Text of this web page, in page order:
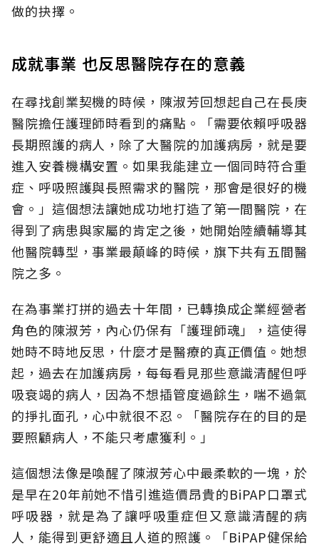
做的抉擇。
成就事業 也反思醫院存在的意義
在尋找創業契機的時候，陳淑芳回想起自己在長庚
醫院擔任護理師時看到的痛點。「需要依賴呼吸器
長期照護的病人，除了大醫院的加護病房，就是要
進入安養機構安置。如果我能建立一個同時符合重
症、呼吸照護與長照需求的醫院，那會是很好的機
會。」這個想法讓她成功地打造了第一間醫院，在
得到了病患與家屬的肯定之後，她開始陸續輔導其
他醫院轉型，事業最顛峰的時候，旗下共有五間醫
院之多。
在為事業打拼的過去十年間，已轉換成企業經營者
角色的陳淑芳，內心仍保有「護理師魂」，這使得
她時不時地反思，什麼才是醫療的真正價值。她想
起，過去在加護病房，每每看見那些意識清醒但呼
吸衰竭的病人，因為不想插管度過餘生，喘不過氣
的掙扎面孔，心中就很不忍。「醫院存在的目的是
要照顧病人，不能只考慮獲利。」
這個想法像是喚醒了陳淑芳心中最柔軟的一塊，於
是早在20年前她不惜引進造價昂貴的BiPAP口罩式
呼吸器，就是為了讓呼吸重症但又意識清醒的病
人，能得到更舒適且人道的照護。「BiPAP健保給